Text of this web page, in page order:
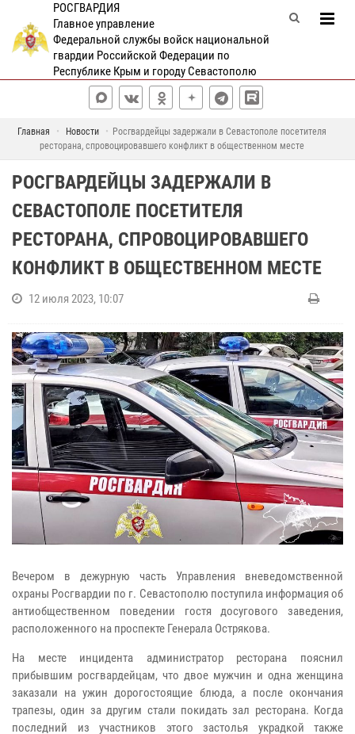
РОСГВАРДИЯ
Главное управление
Федеральной службы войск национальной
гвардии Российской Федерации по
Республике Крым и городу Севастополю
Главная Новости
Росгвардейцы задержали в Севастополе посетителя
ресторана, спровоцировавшего конфликт в общественном месте
РОСГВАРДЕЙЦЫ ЗАДЕРЖАЛИ В
СЕВАСТОПОЛЕ ПОСЕТИТЕЛЯ
РЕСТОРАНА, СПРОВОЦИРОВАВШЕГО
КОНФЛИКТ В ОБЩЕСТВЕННОМ МЕСТЕ
12 июля 2023, 10:07
Вечером в дежурную часть Управления вневедомственной
охраны Росгвардии по г. Севастополю поступила информация об
антиобщественном поведении гостя досугового заведения,
расположенного на проспекте Генерала Острякова.
На месте инцидента администратор ресторана пояснил
прибывшим росгвардейцам, что двое мужчин и одна женщина
заказали на ужин дорогостоящие блюда, а после окончания
трапезы, один за другим стали покидать зал ресторана. Когда
последний из участников этого застолья украдкой также